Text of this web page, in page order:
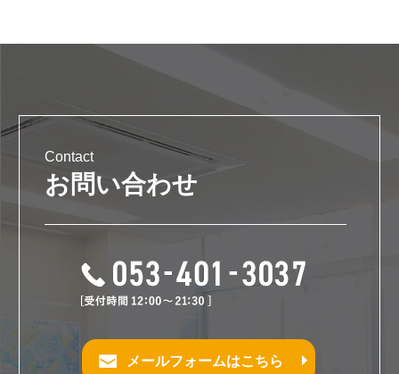
Contact
お問い合わせ
メールフォームはこちら